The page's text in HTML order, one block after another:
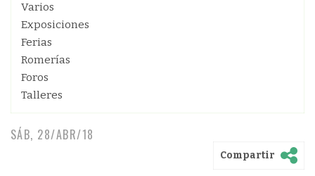
Varios
Exposiciones
Ferias
Romerías
Foros
Talleres
SÁB, 28/ABR/18
Compartir